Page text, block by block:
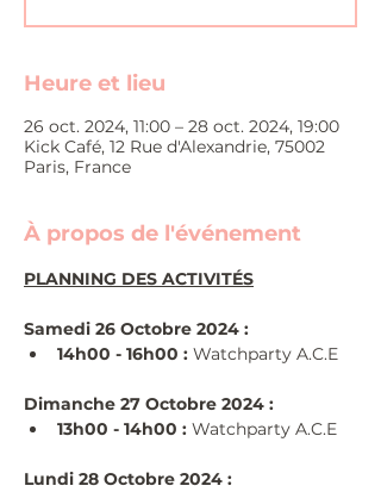
Heure et lieu
26 oct. 2024, 11:00 – 28 oct. 2024, 19:00
Kick Café, 12 Rue d'Alexandrie, 75002
Paris, France
À propos de l'événement
PLANNING DES ACTIVITÉS
Samedi 26 Octobre 2024 :
14h00 - 16h00 : Watchparty A.C.E
Dimanche 27 Octobre 2024 :
13h00 - 14h00 : Watchparty A.C.E
Lundi 28 Octobre 2024 :